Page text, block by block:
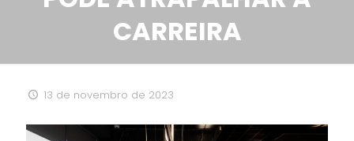
CARREIRA
13 de novembro de 2023